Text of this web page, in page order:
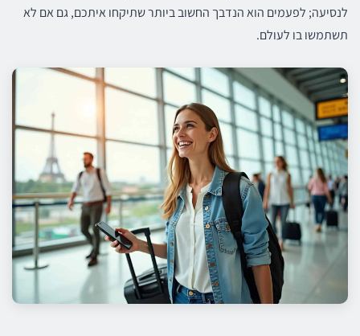
לנסיעה; לפעמים הוא הנדבך החשוב ביותר שתיקחו איתכם, גם אם לא
תשתמשו בו לעולם.